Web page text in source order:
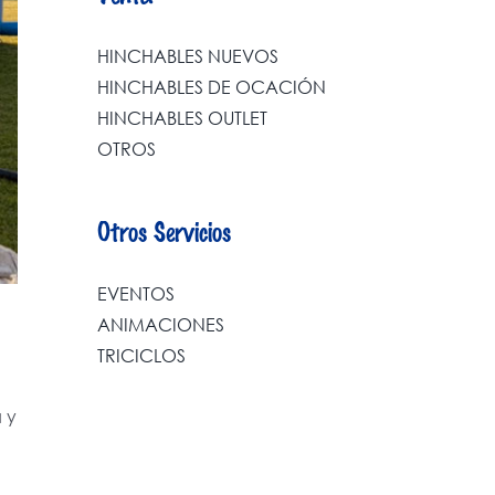
y
HINCHABLES NUEVOS
HINCHABLES DE OCACIÓN
HINCHABLES OUTLET
OTROS
Otros Servicios
EVENTOS
ANIMACIONES
TRICICLOS